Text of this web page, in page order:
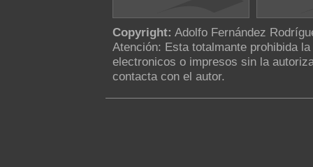
Copyright: Adolfo Fernández
Atención: Esta totalmante prohibida
electronicos o impresos sin la
contacta con el autor.